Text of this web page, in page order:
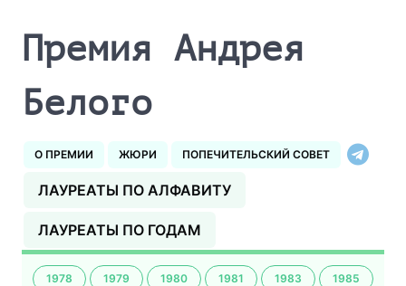
Премия Андрея
Белого
О ПРЕМИИ ЖЮРИ ПОПЕЧИТЕЛЬСКИЙ СОВЕТ
ЛАУРЕАТЫ ПО АЛФАВИТУ
ЛАУРЕАТЫ ПО ГОДАМ
1978 1979 1980 1981 1983 1985